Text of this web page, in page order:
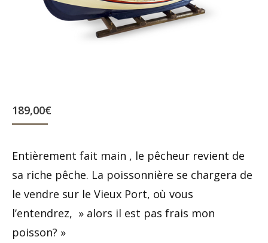
189,00€
Entièrement fait main , le pêcheur revient de
sa riche pêche. La poissonnière se chargera de
le vendre sur le Vieux Port, où vous
l’entendrez, » alors il est pas frais mon
poisson? »